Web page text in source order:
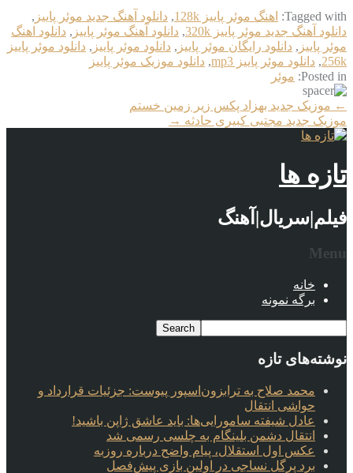
Tagged with: اهنگ موئر پاییز 128k , دانلود آهنگ جدید موئر پاییز ,
دانلود آهنگ جدید موئر پاییز 320k
, دانلود آهنگ موئر پاییز , دانلود اهنگ
موئر پاییز , دانلود رایگان موئر پاییز , دانلود موئر پاییز , دانلود موئر پاییز
256k
, دانلود موئر پاییز mp3 , دانلود موزیک موئر پاییز
Posted in: موئر
More
Articles
← موزیک جدید بهزاد پکس زیر زمین خستم
موزیک جدید مجتبی کبیری حادثه →
تازه ها
فیلم|سریال|آهنگ
Menu
خانه
برگه نمونه
نوشته‌های تازه
محمد صلاح به ترابزون‌اسپور پیوست: جزئیات قرارداد و
حواشی انتقال
عادل شیفته سامورایی‌ها: باید عاشق ژاپن باشید!
انتقال دشمن بلینگام به چلسی رسمی شد
عکس اول استقلال، پیام واضح درباره روزبه
برد پرگل نساجی در اولین بازی پیش‌فصل